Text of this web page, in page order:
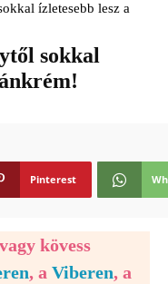
ízletesebb lesz a
sokkal
Pinterest
kövess
, a Viberen, a